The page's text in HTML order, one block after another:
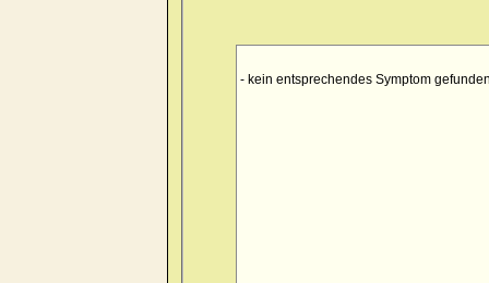
- kein entsprechendes Symptom